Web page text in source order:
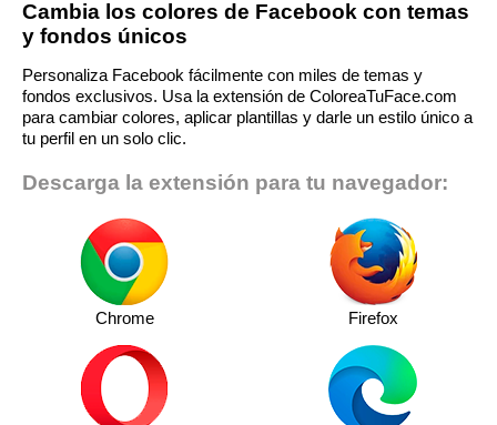
Cambia los colores de Facebook con temas
y fondos únicos
Personaliza Facebook fácilmente con miles de temas y
fondos exclusivos. Usa la extensión de ColoreaTuFace.com
para cambiar colores, aplicar plantillas y darle un estilo único a
tu perfil en un solo clic.
Descarga la extensión para tu navegador:
Chrome Firefox